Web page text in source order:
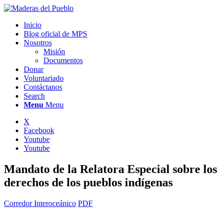
Inicio
Blog oficial de MPS
Nosotros
Misión
Documentos
Donar
Voluntariado
Contáctanos
Search
Menu Menu
X
Facebook
Youtube
Youtube
Mandato de la Relatora Especial sobre los
derechos de los pueblos indígenas
Corredor Interoceánico PDF